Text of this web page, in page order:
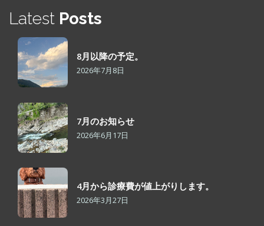
Latest Posts
8月以降の予定。
2026年7月8日
7月のお知らせ
2026年6月17日
4月から診療費が値上がりします。
2026年3月27日